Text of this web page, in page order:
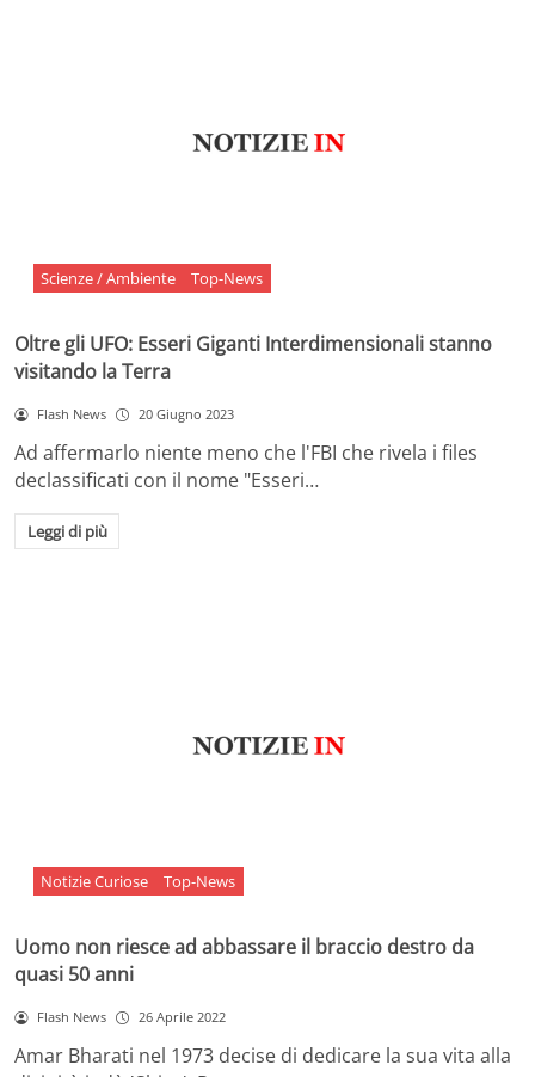
Scienze / Ambiente Top-News
Oltre gli UFO: Esseri Giganti Interdimensionali stanno
visitando la Terra
Flash News 20 Giugno 2023
Ad affermarlo niente meno che l'FBI che rivela i files
declassificati con il nome "Esseri…
Leggi di più
Notizie Curiose Top-News
Uomo non riesce ad abbassare il braccio destro da
quasi 50 anni
Flash News 26 Aprile 2022
Amar Bharati nel 1973 decise di dedicare la sua vita alla